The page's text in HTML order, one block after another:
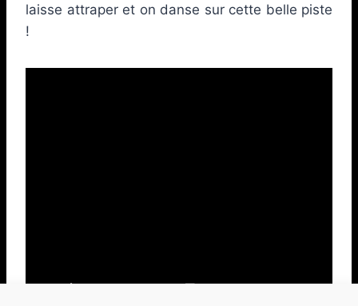
laisse attraper et on danse sur cette belle piste
!